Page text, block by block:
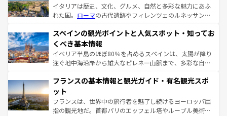
イタリアは歴史、文化、グルメ、自然と多彩な魅力にあふ
れた国。 ローマの古代遺跡やフィレンツェのルネッサンス
ろん、トスカーナの美しい田園風景やアマルフィ海岸の絶
景など、自然景観も見逃せない。観光の合間には、本場の
ピザやパスタなど、絶品のイタリア料理を堪能することも
できる。朝目覚めてから夜眠るまで、すべての瞬間を楽し
なお、新着のイタリア情報はコンテンツ一覧を参照してほ
しい。
スペインの観光ポイントと人気スポット・知ってお
くべき基本情報
イベリア半島のほぼ80％を占めるスペインは、太陽が降り
注ぐ地中海沿岸から雄大なピレネー山脈まで、多彩な自然
文化が根付くこの国では、情熱的なフラメンコ、熱気あふ
れる闘牛、そして美味しいタパスが生活の一部となってい
る。首都マドリードの洗練された雰囲気や、バルセロナの
アートに溢れた街角から、地方では古代ローマ遺跡や中世
フランスの基本情報と観光ガイド・有名観光スポ
ット
フランスは、世界中の旅行者を魅了し続けるヨーロッパ屈
指の観光地だ。首都パリのエッフェル塔やルーブル美術館